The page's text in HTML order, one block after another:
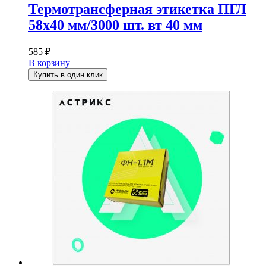
Термотрансферная этикетка ПГЛ
58х40 мм/3000 шт. вт 40 мм
585 ₽
В корзину
Купить в один клик